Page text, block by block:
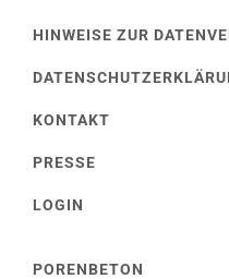
HINWEISE ZUR
KONTAKT
PRESSE
LOGIN
PORENBETON